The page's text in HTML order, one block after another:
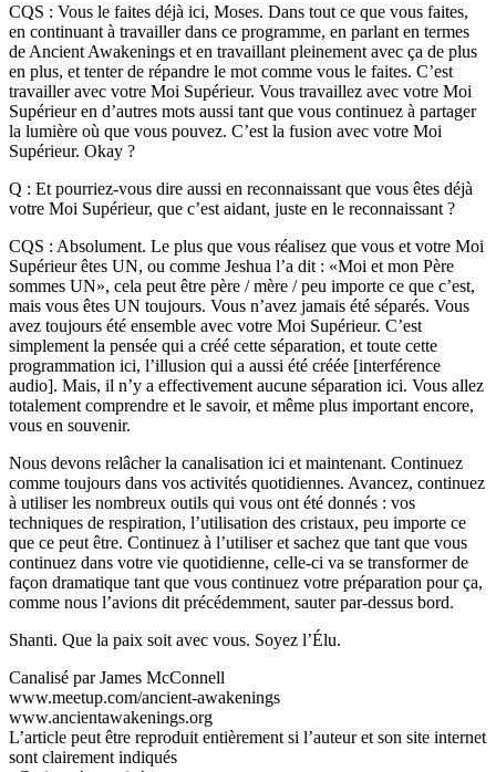
CQS : Vous le faites déjà ici, Moses. Dans tout ce que vous faites,
en continuant à travailler dans ce programme, en parlant en termes
de Ancient Awakenings et en travaillant pleinement avec ça de plus
en plus, et tenter de répandre le mot comme vous le faites. C’est
travailler avec votre Moi Supérieur. Vous travaillez avec votre Moi
Supérieur en d’autres mots aussi tant que vous continuez à partager
la lumière où que vous pouvez. C’est la fusion avec votre Moi
Supérieur. Okay ?
Q : Et pourriez-vous dire aussi en reconnaissant que vous êtes déjà
votre Moi Supérieur, que c’est aidant, juste en le reconnaissant ?
CQS : Absolument. Le plus que vous réalisez que vous et votre Moi
Supérieur êtes UN, ou comme Jeshua l’a dit : «Moi et mon Père
sommes UN», cela peut être père / mère / peu importe ce que c’est,
mais vous êtes UN toujours. Vous n’avez jamais été séparés. Vous
avez toujours été ensemble avec votre Moi Supérieur. C’est
simplement la pensée qui a créé cette séparation, et toute cette
programmation ici, l’illusion qui a aussi été créée [interférence
audio]. Mais, il n’y a effectivement aucune séparation ici. Vous allez
totalement comprendre et le savoir, et même plus important encore,
vous en souvenir.
Nous devons relâcher la canalisation ici et maintenant. Continuez
comme toujours dans vos activités quotidiennes. Avancez, continuez
à utiliser les nombreux outils qui vous ont été donnés : vos
techniques de respiration, l’utilisation des cristaux, peu importe ce
que ce peut être. Continuez à l’utiliser et sachez que tant que vous
continuez dans votre vie quotidienne, celle-ci va se transformer de
façon dramatique tant que vous continuez votre préparation pour ça,
comme nous l’avions dit précédemment, sauter par-dessus bord.
Shanti. Que la paix soit avec vous. Soyez l’Élu.
Canalisé par James McConnell
www.meetup.com/ancient-awakenings
www.ancientawakenings.org
L’article peut être reproduit entièrement si l’auteur et son site internet
sont clairement indiqués